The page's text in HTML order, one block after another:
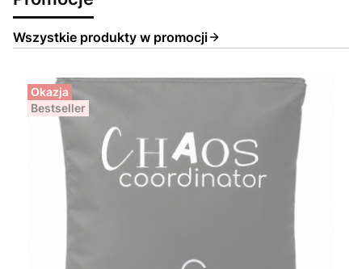
Wszystkie produkty w promocji
Okazja
Bestseller